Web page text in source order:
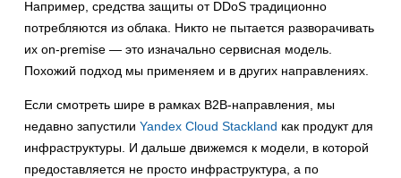
Например, средства защиты от DDoS традиционно
потребляются из облака. Никто не пытается разворачивать
их on-premise — это изначально сервисная модель.
Похожий подход мы применяем и в других направлениях.
Если смотреть шире в рамках B2B-направления, мы
недавно запустили Yandex Cloud Stackland как продукт для
инфраструктуры. И дальше движемся к модели, в которой
предоставляется не просто инфраструктура, а по